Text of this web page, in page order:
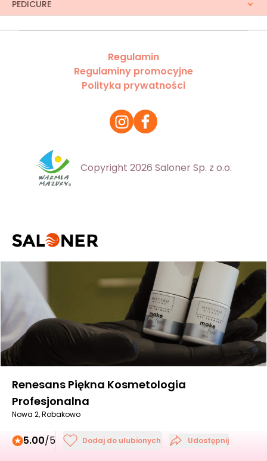
PEDICURE
Regulamin
Regulaminy promocyjne
Polityka prywatności
Copyright 2026 Saloner Sp. z o.o.
Renesans Piękna Kosmetologia
Profesjonalna
Nowa 2, Robakowo
5.00/5 Dodaj do ulubionych Udostępnij